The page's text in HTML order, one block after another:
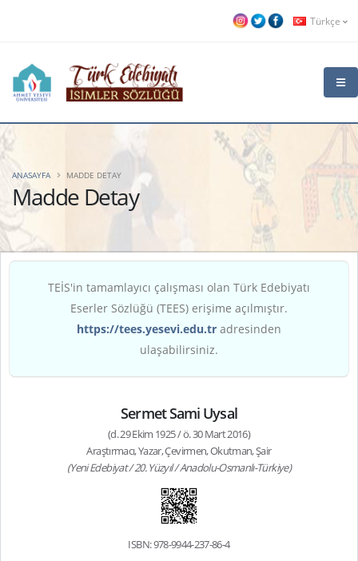
Türkçe
Madde Detay
ANASAYFA MADDE DETAY
TEİS'in tamamlayıcı çalışması olan Türk Edebiyatı
Eserler Sözlüğü (TEES) erişime açılmıştır.
https://tees.yesevi.edu.tr adresinden
ulaşabilirsiniz.
Sermet Sami Uysal
(d. 29 Ekim 1925 / ö. 30 Mart 2016)
Araştırmacı, Yazar, Çevirmen, Okutman, Şair
(Yeni Edebiyat / 20. Yüzyıl / Anadolu-Osmanlı-Türkiye)
ISBN: 978-9944-237-86-4